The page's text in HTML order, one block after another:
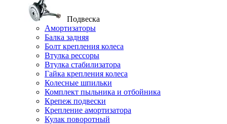
Подвеска
Амортизаторы
Балка задняя
Болт крепления колеса
Втулка рессоры
Втулка стабилизатора
Гайка крепления колеса
Колесные шпильки
Комплект пыльника и отбойника
Крепеж подвески
Крепление амортизатора
Кулак поворотный